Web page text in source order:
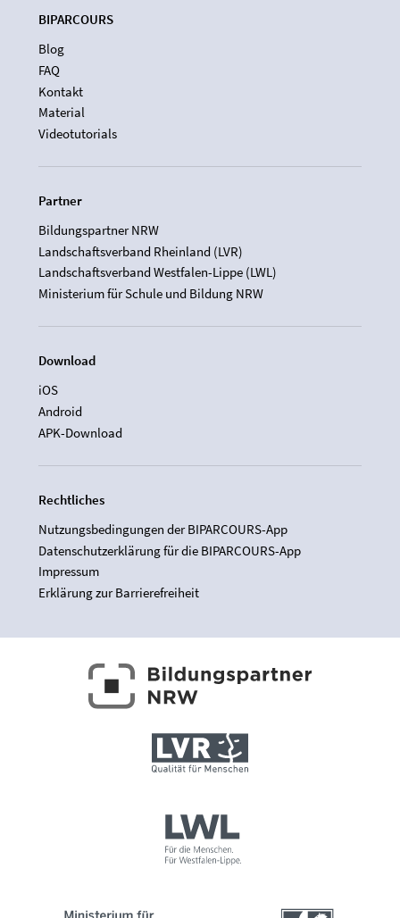
BIPARCOURS
Blog
FAQ
Kontakt
Material
Videotutorials
Partner
Bildungspartner NRW
Landschaftsverband Rheinland (LVR)
Landschaftsverband Westfalen-Lippe (LWL)
Ministerium für Schule und Bildung NRW
Download
iOS
Android
APK-Download
Rechtliches
Nutzungsbedingungen der BIPARCOURS-App
Datenschutzerklärung für die BIPARCOURS-App
Impressum
Erklärung zur Barrierefreiheit